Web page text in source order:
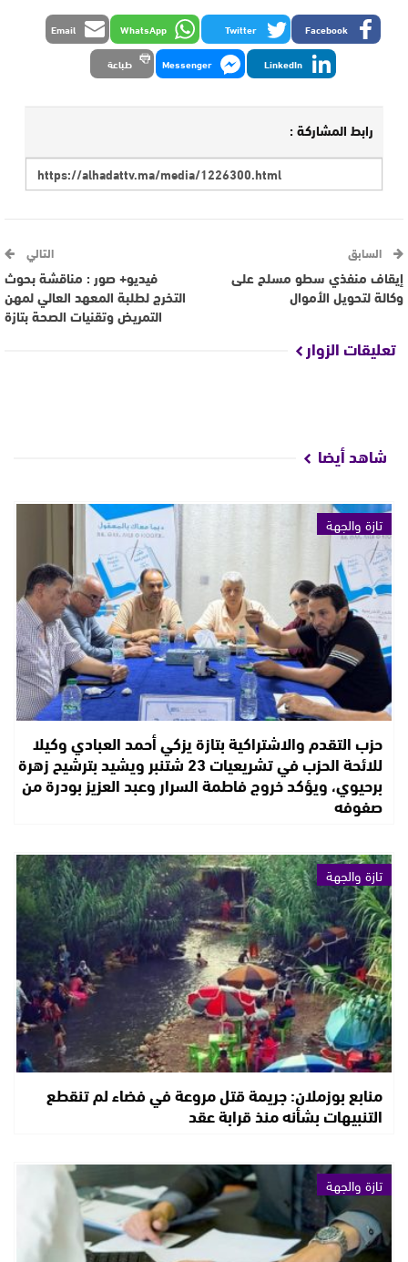
Facebook
Twitter
WhatsApp
Email
LinkedIn
Messenger طباعة
رابط المشاركة :
السابق
إيقاف منفذي سطو مسلح على
وكالة لتحويل الأموال
التالي
فيديو+ صور : مناقشة بحوث
التخرج لطلبة المعهد العالي لمهن
التمريض وتقنيات الصحة بتازة
تعليقات الزوار
شاهد أيضا
تازة والجهة
حزب التقدم والاشتراكية بتازة يزكي أحمد العبادي وكيلا
للائحة الحزب في تشريعيات 23 شتنبر ويشيد بترشيح زهرة
برحيوي، ويؤكد خروج فاطمة السرار وعبد العزيز بودرة من
صفوفه
تازة والجهة
منابع بوزملان: جريمة قتل مروعة في فضاء لم تنقطع
التنبيهات بشأنه منذ قرابة عقد
تازة والجهة